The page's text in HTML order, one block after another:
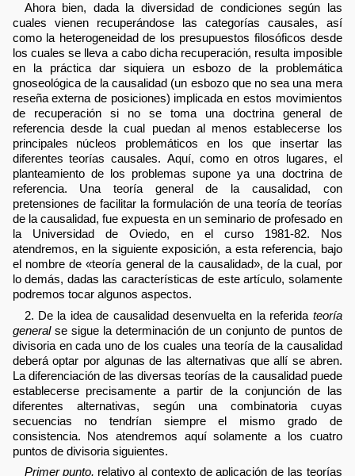
Ahora bien, dada la diversidad de condiciones según las
cuales vienen recuperándose las categorías causales, así
como la heterogeneidad de los presupuestos filosóficos desde
los cuales se lleva a cabo dicha recuperación, resulta imposible
en la práctica dar siquiera un esbozo de la problemática
gnoseológica de la causalidad (un esbozo que no sea una mera
reseña externa de posiciones) implicada en estos movimientos
de recuperación si no se toma una doctrina general de
referencia desde la cual puedan al menos establecerse los
principales núcleos problemáticos en los que insertar las
diferentes teorías causales. Aquí, como en otros lugares, el
planteamiento de los problemas supone ya una doctrina de
referencia. Una teoría general de la causalidad, con
pretensiones de facilitar la formulación de una teoría de teorías
de la causalidad, fue expuesta en un seminario de profesado en
la Universidad de Oviedo, en el curso 1981-82. Nos
atendremos, en la siguiente exposición, a esta referencia, bajo
el nombre de «teoría general de la causalidad», de la cual, por
lo demás, dadas las características de este artículo, solamente
podremos tocar algunos aspectos.
2. De la idea de causalidad desenvuelta en la referida teoría
generalse sigue la determinación de un conjunto de puntos de
divisoria en cada uno de los cuales una teoría de la causalidad
deberá optar por algunas de las alternativas que allí se abren.
La diferenciación de las diversas teorías de la causalidad puede
establecerse precisamente a partir de la conjunción de las
diferentes alternativas, según una combinatoria cuyas
secuencias no tendrían siempre el mismo grado de
consistencia. Nos atendremos aquí solamente a los cuatro
puntos de divisoria siguientes.
Primer punto, relativo al contexto de aplicación de las teorías